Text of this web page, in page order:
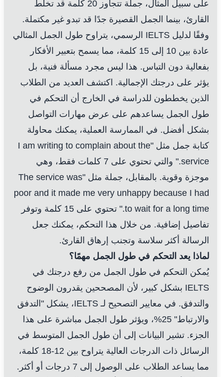
على سبيل المثال، جملة تتجاوز 20 كلمة قد تخلط
القارئ، بينما الجمل القصيرة جدًا قد تبدو غير مكتملة.
وفقًا لدليل IELTS الرسمي، يتراوح طول الجمل المثالي
عادة بين 10 إلى 15 كلمة، مما يسمح بتعبير الأفكار
بفعالية دون التباس. هذا ليس مجرد مسألة فنية، بل
يؤثر على درجتك الإجمالية. اكتشف العديد من الطلاب
الذين يخططون للدراسة في الخارج أن التحكم في
طول الجمل يساعدهم على عرض مهارات التواصل
بشكل أفضل. في الممارسة العملية، يمكنك محاولة
كتابة جمل مثل "I am writing to complain about the
service." والتي تحتوي على 7 كلمات فقط، وهي
موجزة وقوية. بالمقابل، جملة مثل "The service was
poor and it made me very unhappy because I had
to wait for a long time." تحتوي على 15 كلمة وتوفر
تفاصيل إضافية. من خلال هذا التحكم، يمكنك جعل
الرسالة أكثر سلاسة وتجنب إرهاق القارئ.
لماذا يعد التحكم في طول الجمل مهمًا؟
يُمكن التحكم في طول الجمل من رفع درجتك في
IELTS بشكل كبير، لأن المصححين يقدرون الوضوح
والتدفق. في معايير التصحيح لـ IELTS، يشكل "التدفق
والارتباط" 25%، ويؤثر طول الجمل مباشرة على هذا
الجزء. تشير البيانات إلى أن طول الجمل المتوسط في
الرسائل ذات الدرجات العالية يتراوح بين 12-18 كلمة،
مما يساعد الطلاب على الوصول إلى 7 درجات أو أكثر.